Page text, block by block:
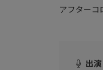
アフターコ
出演